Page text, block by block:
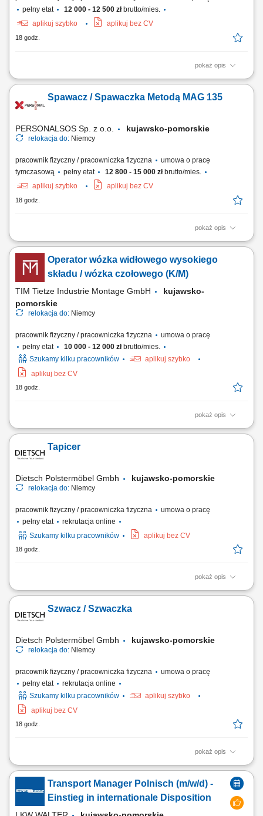
pełny etat
12 000 - 12 500 złbrutto/mies.
aplikuj szybko
aplikuj bez CV
18 godz.
pokaż opis
Opis stanowiska Obsługa maszyn i urządzeń służących do
chemicznymi. Kompleksowe pakowanie gotowych wyrobów,
zabezpieczanie ich przed transportem oraz precyzyjne naklejanie
Spawacz / Spawaczka Metodą MAG 135
PERSONALSOS Sp. z o.o. kujawsko-pomorskie
relokacja do: Niemcy
pracownik fizyczny / pracowniczka fizyczna
umowa o pracę
tymczasową
pełny etat 12 800 - 15 000 złbrutto/mies.
aplikuj szybko
aplikuj bez CV
18 godz.
pokaż opis
Opis stanowiska: Łączenie elementów ze stali konstrukcyjnej metodą
MAG 135 (z wykorzystaniem drutu litego w osłonie gazów aktywnych).
Realizowanie procesów spawalniczych w ścisłej zgodności z
dostarczoną dokumentacją wykonawczą i rysunkiem technicznym.
Kontrolowanie parametrów...
Operator wózka widłowego wysokiego
składu / wózka czołowego (K/M)
TIM Tietze Industrie Montage GmbH
kujawsko-
pomorskie
relokacja do: Niemcy
pracownik fizyczny / pracowniczka fizyczna
umowa o pracę
pełny etat
10 000 - 12 000 złbrutto/mies.
Szukamy kilku pracowników
aplikuj szybko
aplikuj bez CV
18 godz.
pokaż opis
Zadania: obsługa wózków widłowych wysokiego składu; obsługa
wagonów kolejowych; załadunek i rozładunek towarów; przestrzeganie
zasad bezpieczeństwa oraz obowiązujących procedur;
Tapicer
Dietsch Polstermöbel Gmbh kujawsko-pomorskie
relokacja do: Niemcy
pracownik fizyczny / pracowniczka fizyczna
umowa o pracę
pełny etat
rekrutacja online
Szukamy kilku pracowników
aplikuj bez CV
18 godz.
pokaż opis
Twoje zadania Produkcja naszych mebli tapicerowanych (głównie
elementów funkcjonalnych do wstępnie tapicerowanych mebli. Obicie
stelaży i elementów formowanych wysokiej jakości tkaninami i skórami.
Szwacz / Szwaczka
Dietsch Polstermöbel Gmbh kujawsko-pomorskie
relokacja do: Niemcy
pracownik fizyczny / pracowniczka fizyczna
umowa o pracę
pełny etat
rekrutacja online
Szukamy kilku pracowników
aplikuj szybko
aplikuj bez CV
18 godz.
pokaż opis
Twoje zadania Produkcja i przygotowanie pokrowców tapicerskich z
elementami dekoracyjnymi Szycie tkanin i skór zgodnie ze specyfikacją
Wsparcie w projektowaniu i realizacji indywidualnych życzeń klientów;
Kontrola jakości gotowych produktów Pielęgnacja i konserwacja
maszyn i narzędzi do szycia;
Transport Manager Polnisch (m/w/d) -
Einstieg in internationale Disposition